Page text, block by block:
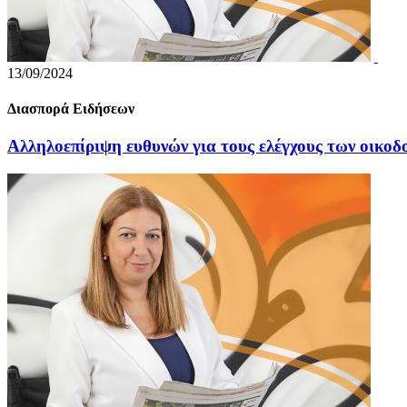
13/09/2024
Διασπορά Ειδήσεων
Αλληλοεπίριψη ευθυνών για τους ελέγχους των